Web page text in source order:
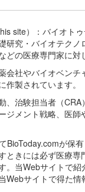
site）：バイオト
研究・バイオテク
どの医療専門家に対
会社やバイオベン
製されています。
、治験担当者（
ジメント戦略、医
BioToday.comが保
ときには必ず医療
。当Webサイトで
Webサイトで得た